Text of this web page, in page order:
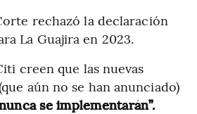
rechazó la declaración
La Guajira en 2023.
creen que las nuevas
aún no se han anunciado)
se implementarán”.